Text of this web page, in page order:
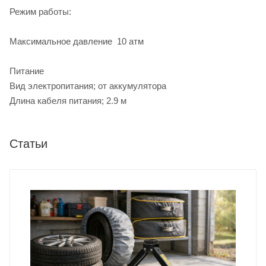
Режим работы:
Максимальное давление 10 атм
Питание
Вид электропитания; от аккумулятора
Длина кабеля питания; 2.9 м
Статьи